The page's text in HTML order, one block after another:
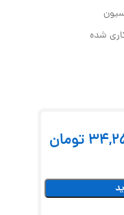
شده
تومان